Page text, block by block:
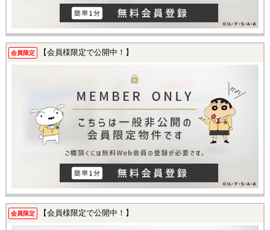
会員限定 【会員様限定で公開中！】
会員限定 【会員様限定で公開中！】